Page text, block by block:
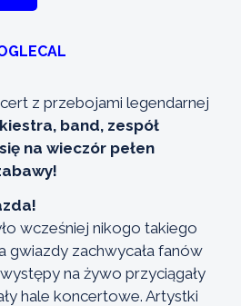
z przebojami legendarnej
band, zespół
na wieczór pełen
wcześniej nikogo takiego
gwiazdy zachwycała fanów
na żywo przyciągały
hale koncertowe. Artystki